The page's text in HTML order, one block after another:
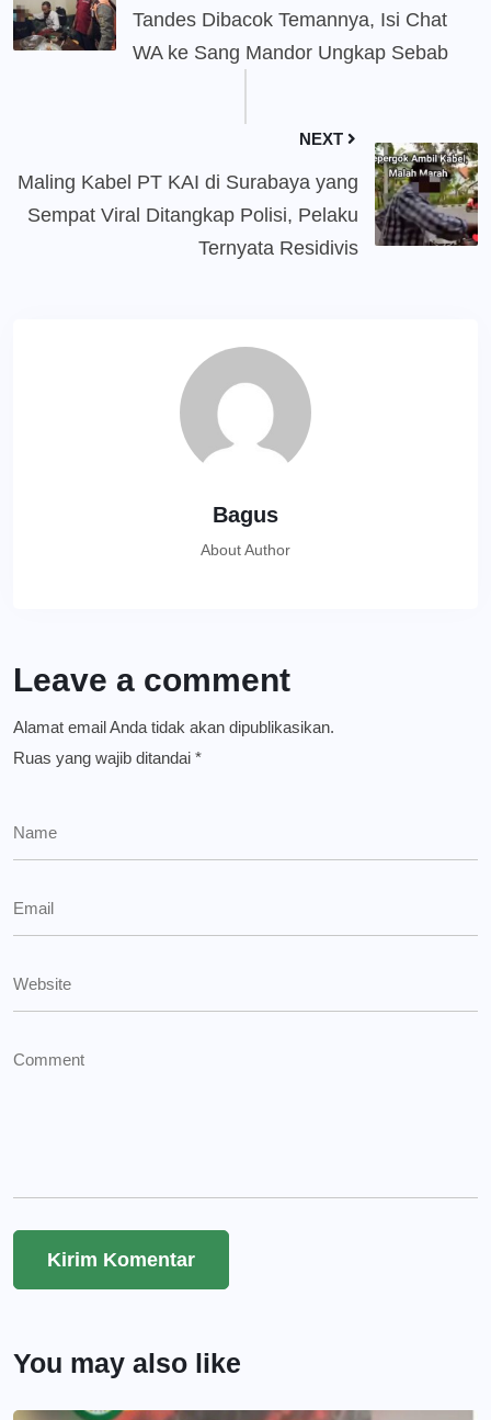
Tandes Dibacok Temannya, Isi Chat
WA ke Sang Mandor Ungkap Sebab
NEXT
Maling Kabel PT KAI di Surabaya yang
Sempat Viral Ditangkap Polisi, Pelaku
Ternyata Residivis
Bagus
About Author
Leave a comment
Alamat email Anda tidak akan dipublikasikan.
Ruas yang wajib ditandai *
You may also like